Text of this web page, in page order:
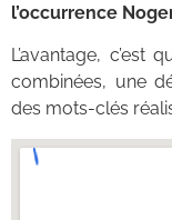
l’occurrence
L’avantage,
combinées, une
des mots-clés